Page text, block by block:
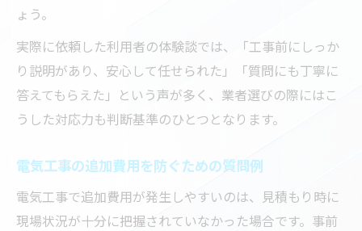
ょう。
実際に依頼した利用者の体験談では、「工事前にしっか
り説明があり、安心して任せられた」「質問にも丁寧に
答えてもらえた」という声が多く、業者選びの際にはこ
うした対応力も判断基準のひとつとなります。
電気工事の追加費用を防ぐための質問例
電気工事で追加費用が発生しやすいのは、見積もり時に
現場状況が十分に把握されていなかった場合です。事前